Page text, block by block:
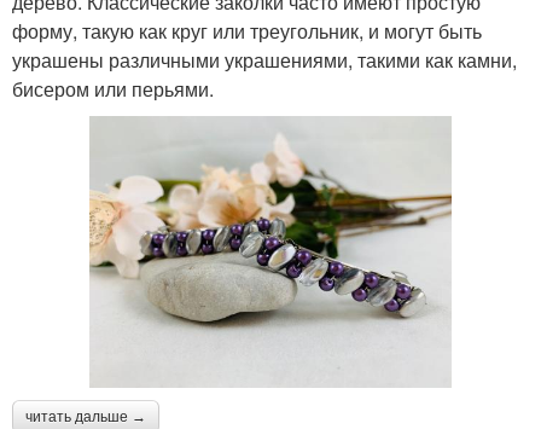
форму, такую как круг или треугольник, и могут быть
украшены различными украшениями, такими как камни,
бисером или перьями.
читать дальше →